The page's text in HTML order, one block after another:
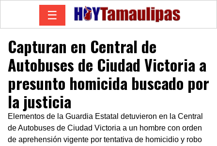
☰
Capturan en Central de
Autobuses de Ciudad Victoria a
presunto homicida buscado por
la justicia
Elementos de la Guardia Estatal detuvieron en la Central
de Autobuses de Ciudad Victoria a un hombre con orden
de aprehensión vigente por tentativa de homicidio y robo